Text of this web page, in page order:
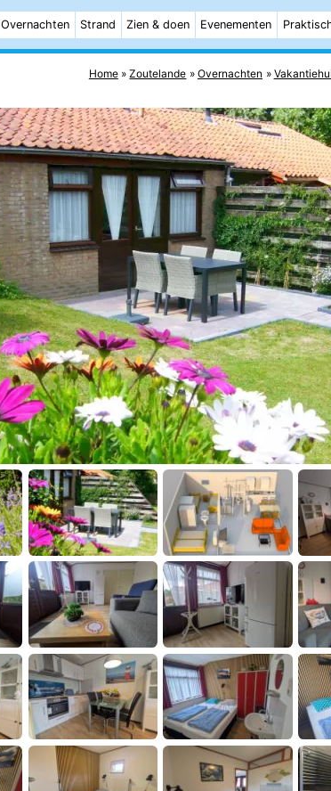
Overnachten Strand Zien & doen Evenementen
Home Zoutelande Overnachten